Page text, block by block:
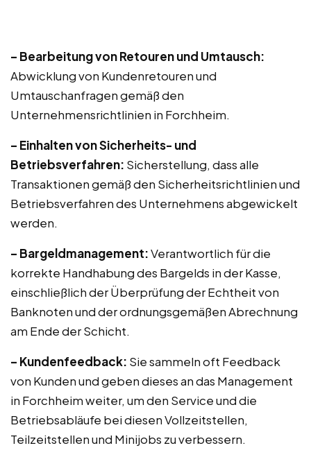
– Bearbeitung von Retouren und Umtausch:
Abwicklung von Kundenretouren und
Umtauschanfragen gemäß den
Unternehmensrichtlinien in Forchheim.
– Einhalten von Sicherheits- und
Betriebsverfahren: Sicherstellung, dass alle
Transaktionen gemäß den Sicherheitsrichtlinien und
Betriebsverfahren des Unternehmens abgewickelt
werden.
– Bargeldmanagement:Verantwortlich für die
korrekte Handhabung des Bargelds in der Kasse,
einschließlich der Überprüfung der Echtheit von
Banknoten und der ordnungsgemäßen Abrechnung
am Ende der Schicht.
– Kundenfeedback: Sie sammeln oft Feedback
von Kunden und geben dieses an das Management
in Forchheim weiter, um den Service und die
Betriebsabläufe bei diesen Vollzeitstellen,
Teilzeitstellen und Minijobs zu verbessern.